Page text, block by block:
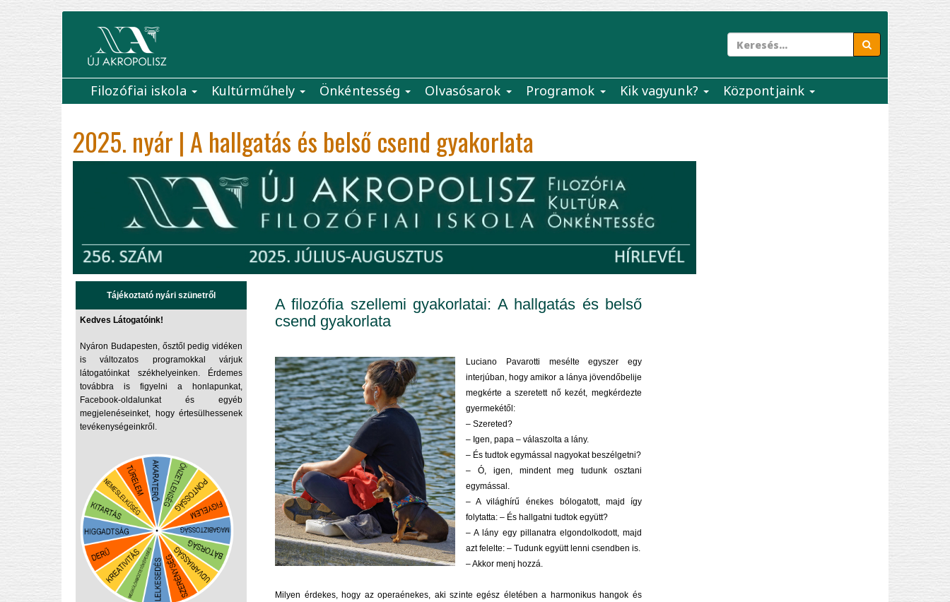
Main
navigation
Filozófiai iskola Kultúrműhely Önkéntesség Olvasósarok Programok Kik vagyunk? Központjaink
2025. nyár | A hallgatás és belső csend gyakorlata
Tájékoztató nyári szünetről
Kedves Látogatóink!
Nyáron Budapesten, ősztől pedig vidéken
is változatos programokkal várjuk
látogatóinkat székhelyeinken. Érdemes
továbbra is figyelni a honlapunkat,
Facebook-oldalunkat és egyéb
megjelenéseinket, hogy értesülhessenek
tevékenységeinkről.
A filozófia szellemi gyakorlatai: A hallgatás és belső
csend gyakorlata
Luciano Pavarotti mesélte egyszer egy
interjúban, hogy amikor a lánya jövendőbelije
megkérte a szeretett nő kezét, megkérdezte
gyermekétől:
– Szereted?
– Igen, papa – válaszolta a lány.
– És tudtok egymással nagyokat beszélgetni?
– Ó, igen, mindent meg tudunk osztani
egymással.
– A világhírű énekes bólogatott, majd így
folytatta: – És hallgatni tudtok együtt?
– A lány egy pillanatra elgondolkodott, majd
azt felelte: – Tudunk együtt lenni csendben is.
– Akkor menj hozzá.
Milyen érdekes, hogy az operaénekes, aki szinte egész életében a harmonikus hangok és